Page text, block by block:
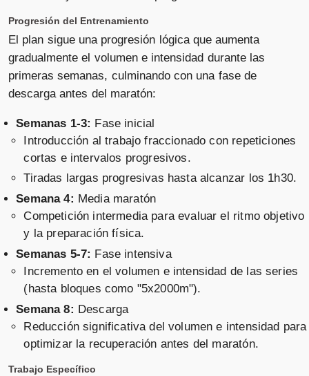
Progresión del Entrenamiento
El plan sigue una progresión lógica que aumenta
gradualmente el volumen e intensidad durante las
primeras semanas, culminando con una fase de
descarga antes del maratón:
Semanas 1-3: Fase inicial
Introducción al trabajo fraccionado con repeticiones
cortas e intervalos progresivos.
Tiradas largas progresivas hasta alcanzar los 1h30.
Semana 4: Media maratón
Competición intermedia para evaluar el ritmo objetivo
y la preparación física.
Semanas 5-7: Fase intensiva
Incremento en el volumen e intensidad de las series
(hasta bloques como "5x2000m").
Semana 8: Descarga
Reducción significativa del volumen e intensidad para
optimizar la recuperación antes del maratón.
Trabajo Específico